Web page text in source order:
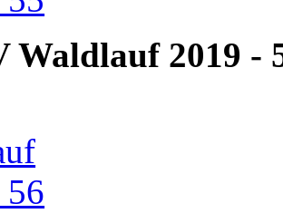
Waldlauf 2019 -